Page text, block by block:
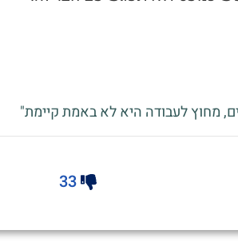
מחוץ לעבודה היא לא באמת קיימת"
33